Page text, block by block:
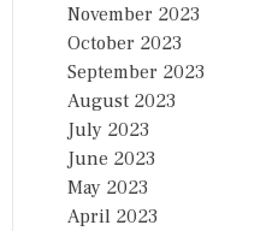
November 2023
October 2023
September 2023
August 2023
July 2023
June 2023
May 2023
April 2023